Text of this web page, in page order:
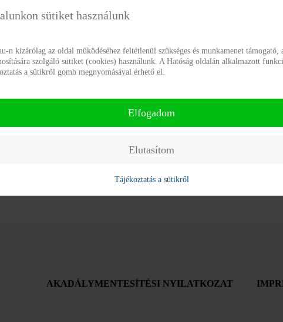
AKADÁLYMENTESÍTÉSI NYILATKOZAT
sütiket használunk
n kizárólag az oldal működéséhez feltétlenül szükséges és munkamenet támogató,
szolgáló sütiket (cookies) használunk. A Hatóság oldalán alkalmazott
a sütikről gomb megnyomásával érhető el.
Elfogadom
Elutasítom
Tájékoztatás a sütikről